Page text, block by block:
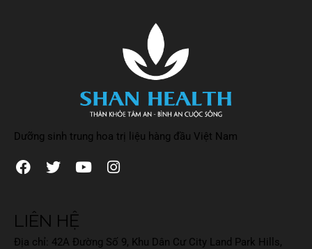
Dưỡng sinh trung hoa trị liệu hàng đầu Việt Nam
LIÊN HỆ
Địa chỉ: 42A Đường Số 9, Khu Dân Cư City Land Park Hills,